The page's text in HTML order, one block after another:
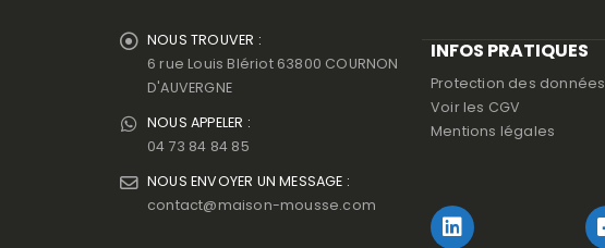
NOUS TROUVER :
6 rue Louis Blériot 63800 COURNON
D'AUVERGNE
NOUS APPELER :
04 73 84 84 85
NOUS ENVOYER UN MESSAGE :
contact@maison-mousse.com
INFOS PRATIQUES
Protection des données
Voir les CGV
Mentions légales